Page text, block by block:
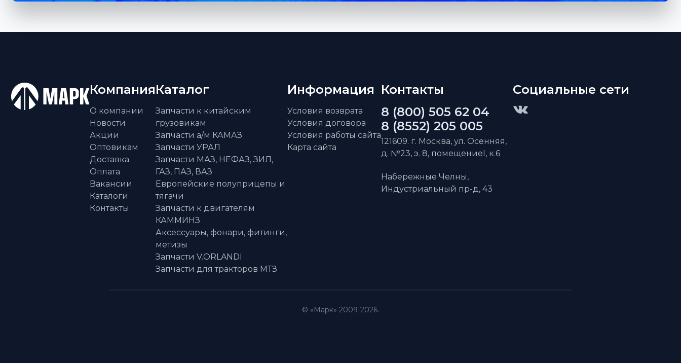
Компания
О компании
Новости
Акции
Оптовикам
Доставка
Оплата
Вакансии
Каталоги
Контакты
Каталог
Запчасти к китайским
грузовикам
Запчасти а/м КАМАЗ
Запчасти УРАЛ
Запчасти МАЗ, НЕФАЗ, ЗИЛ,
ГАЗ, ПАЗ, ВАЗ
Европейские полуприцепы и
тягачи
Запчасти к двигателям
КАММИНЗ
Аксессуары, фонари, фитинги,
метизы
Запчасти V.ORLANDI
Запчасти для тракторов МТЗ
Информация
Условия возврата
Условия договора
Условия работы сайта
Карта сайта
Контакты
8 (800) 505 62 04
8 (8552) 205 005
121609. г. Москва, ул. Осенняя,
д. №23, э. 8, помещениеI, к.6
Набережные Челны,
Индустриальный пр-д, 43
Социальные сети
© «Марк» 2009-2026.